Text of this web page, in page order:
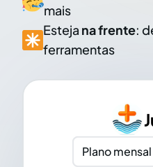
mais
Esteja na frente:
ferramentas
Plano mensal